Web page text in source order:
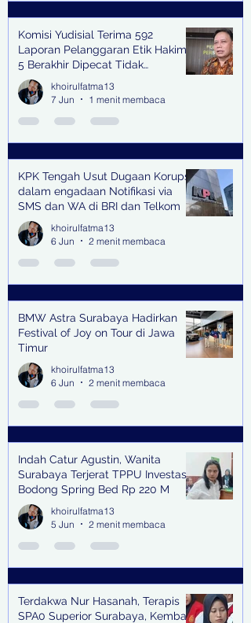
Komisi Yudisial Terima 592
Laporan Pelanggaran Etik Hakim,
5 Berakhir Dipecat Tidak
Terhormat
khoirulfatma13
7 Jun
1 menit membaca
KPK Tengah Usut Dugaan Korupsi
dalam engadaan Notifikasi via
SMS dan WA di BRI dan Telkom
khoirulfatma13
6 Jun
2 menit membaca
BMW Astra Surabaya Hadirkan
Festival of Joy on Tour di Jawa
Timur
khoirulfatma13
6 Jun
2 menit membaca
Indah Catur Agustin, Wanita
Surabaya Terjerat TPPU Investasi
Bodong Spring Bed Rp 220 M
khoirulfatma13
5 Jun
2 menit membaca
Terdakwa Nur Hasanah, Terapis
SPA0 Superior Surabaya, Kembali